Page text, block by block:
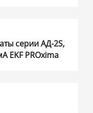
серии АД-2S,
EKF PROxima